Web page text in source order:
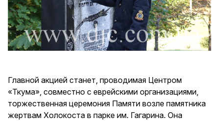
Главной акцией станет, проводимая Центром
«Ткума», совместно с еврейскими организациями,
торжественная церемония Памяти возле памятника
жертвам Холокоста в парке им. Гагарина. Она